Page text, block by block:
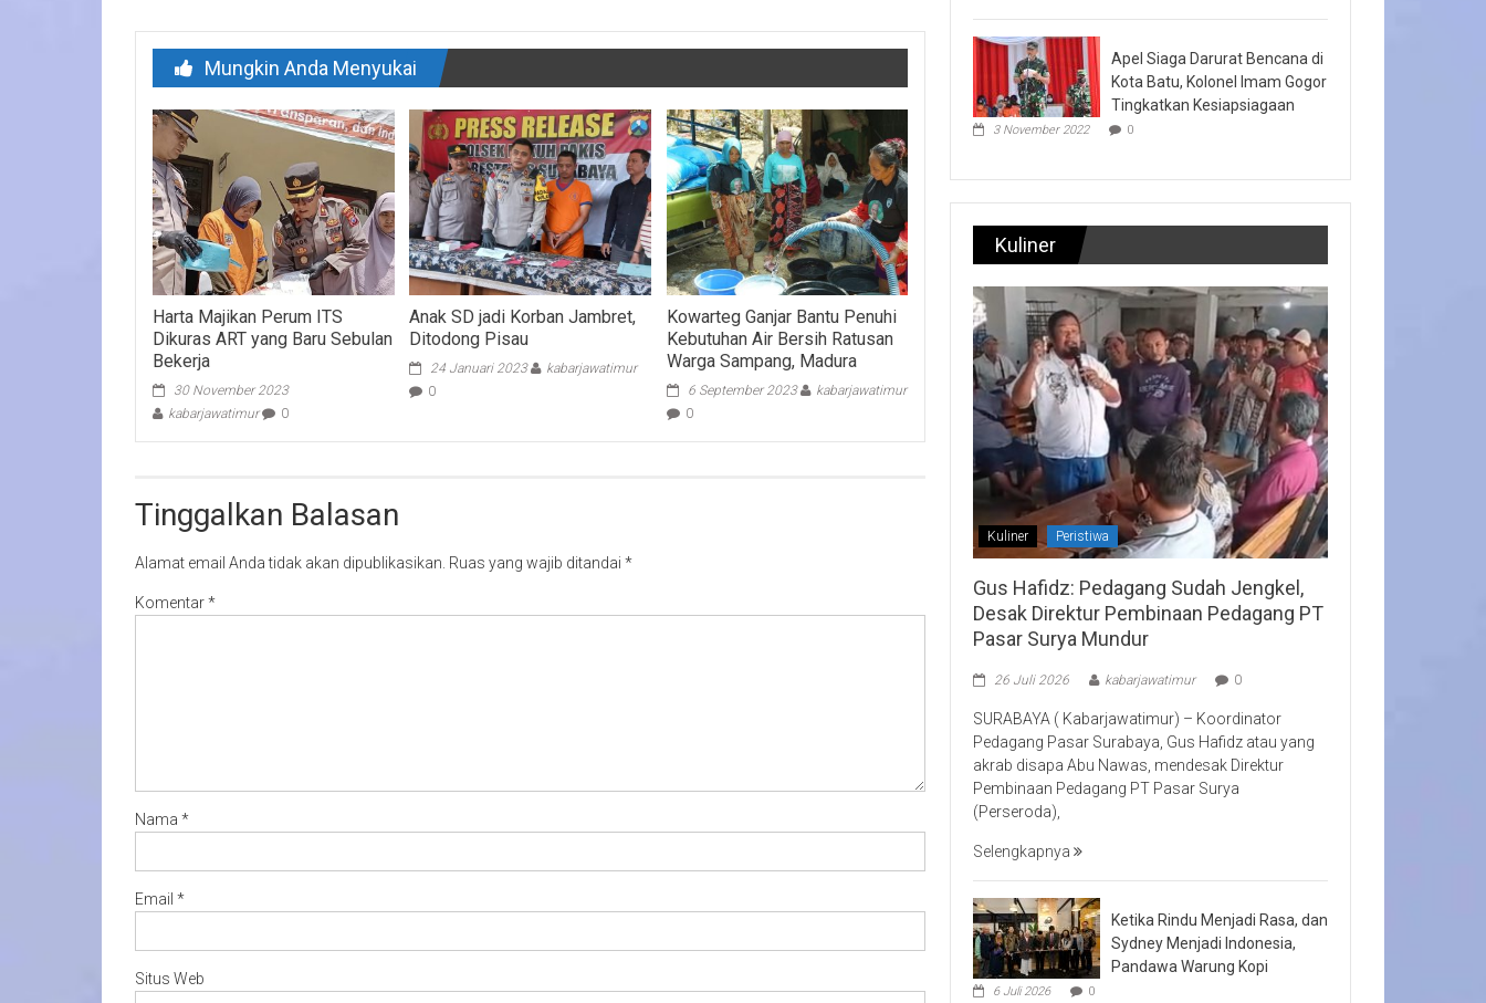
Mungkin Anda Menyukai
Harta Majikan Perum ITS
Dikuras ART yang Baru Sebulan
Bekerja
30 November 2023
kabarjawatimur
0
Anak SD jadi Korban Jambret,
Ditodong Pisau
24 Januari 2023
kabarjawatimur
0
Kowarteg Ganjar Bantu Penuhi
Kebutuhan Air Bersih Ratusan
Warga Sampang, Madura
6 September 2023
kabarjawatimur
0
Tinggalkan Balasan
Alamat email Anda tidak akan dipublikasikan. Ruas yang wajib ditandai *
Komentar*
Nama *
Email *
Situs Web
Apel Siaga Darurat Bencana di
Kota Batu, Kolonel Imam Gogor
Tingkatkan Kesiapsiagaan
3 November 2022 0
Kuliner
Kuliner Peristiwa
Gus Hafidz: Pedagang Sudah Jengkel,
Desak Direktur Pembinaan Pedagang PT
Pasar Surya Mundur
26 Juli 2026 kabarjawatimur 0
SURABAYA ( Kabarjawatimur) – Koordinator
Pedagang Pasar Surabaya, Gus Hafidz atau yang
akrab disapa Abu Nawas, mendesak Direktur
Pembinaan Pedagang PT Pasar Surya
(Perseroda),
Selengkapnya
Ketika Rindu Menjadi Rasa, dan
Sydney Menjadi Indonesia,
Pandawa Warung Kopi
6 Juli 2026 0